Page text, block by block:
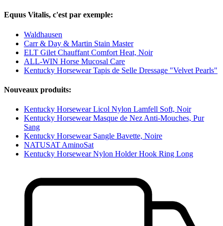
Equus Vitalis, c'est par exemple:
Waldhausen
Carr & Day & Martin Stain Master
ELT Gilet Chauffant Comfort Heat, Noir
ALL-WIN Horse Mucosal Care
Kentucky Horsewear Tapis de Selle Dressage "Velvet Pearls"
Nouveaux produits:
Kentucky Horsewear Licol Nylon Lamfell Soft, Noir
Kentucky Horsewear Masque de Nez Anti-Mouches, Pur
Sang
Kentucky Horsewear Sangle Bavette, Noire
NATUSAT AminoSat
Kentucky Horsewear Nylon Holder Hook Ring Long